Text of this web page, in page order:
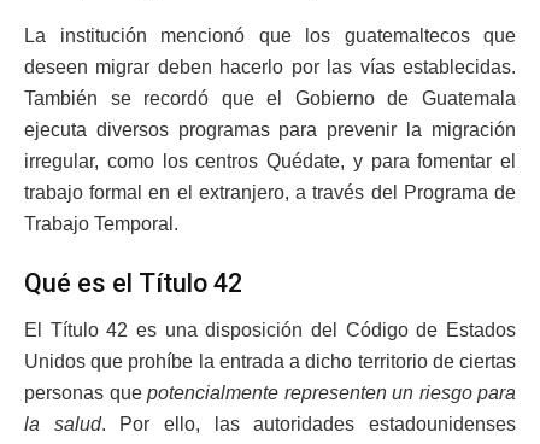
La institución mencionó que los guatemaltecos que
deseen migrar deben hacerlo por las vías establecidas.
También se recordó que el Gobierno de Guatemala
ejecuta diversos programas para prevenir la migración
irregular, como los centros Quédate, y para fomentar el
trabajo formal en el extranjero, a través del Programa de
Trabajo Temporal.
Qué es el Título 42
El Título 42 es una disposición del Código de Estados
Unidos que prohíbe la entrada a dicho territorio de ciertas
personas quepotencialmente representen un riesgo para
la salud. Por ello, las autoridades estadounidenses